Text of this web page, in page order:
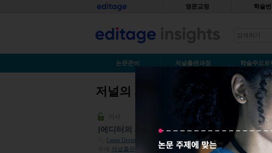
홈 영문교정 학술번
논문준비 저널출판과정 학술주요토
You are here
저널의 게재 결정 소요 기간
[에디터의 시선] 논문 투고 비하인드 - 저널에서는
Laura Dormer | 2025년 05월 08일
저널출판전략 | 조회수 551